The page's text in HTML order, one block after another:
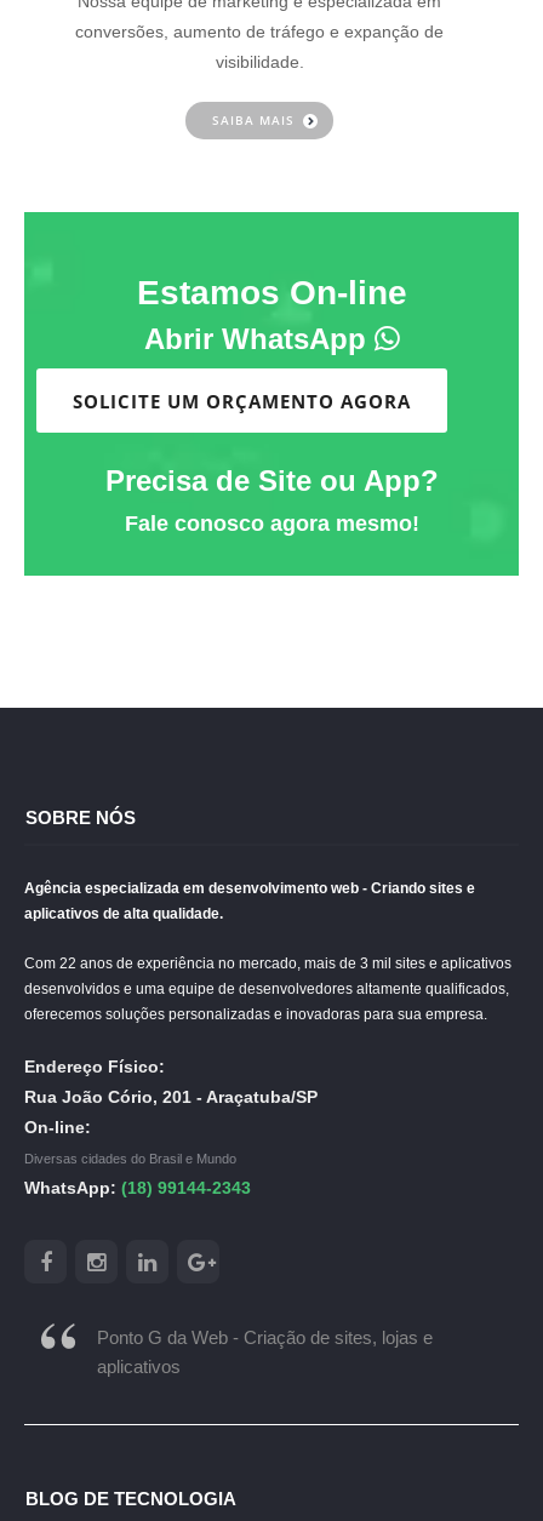
conversões, aumento de tráfego e expanção de
visibilidade.
SAIBA MAIS
Estamos On-line
Abrir WhatsApp
SOLICITE UM ORÇAMENTO AGORA
Precisa de Site ou App?
Fale conosco agora mesmo!
SOBRE NÓS
Agência especializada em desenvolvimento web - Criando sites e
aplicativos de alta qualidade.
Com 22 anos de experiência no mercado, mais de 3 mil sites e aplicativos
desenvolvidos e uma equipe de desenvolvedores altamente qualificados,
oferecemos soluções personalizadas e inovadoras para sua empresa.
Endereço Físico:
Rua João Cório, 201 - Araçatuba/SP
On-line:
Diversas cidades do Brasil e Mundo
WhatsApp: (18) 99144-2343
Ponto G da Web - Criação de sites, lojas e
aplicativos
BLOG DE TECNOLOGIA